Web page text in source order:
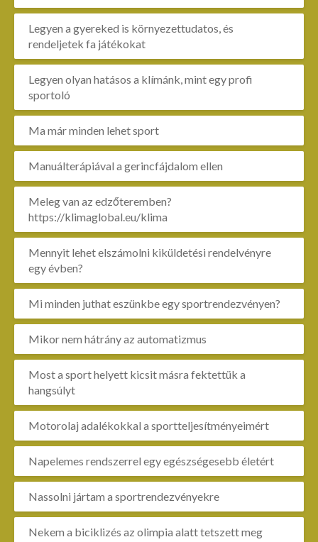
Legyen a gyereked is környezettudatos, és
rendeljetek fa játékokat
Legyen olyan hatásos a klímánk, mint egy profi
sportoló
Ma már minden lehet sport
Manuálterápiával a gerincfájdalom ellen
Meleg van az edzőteremben?
https://klimaglobal.eu/klima
Mennyit lehet elszámolni kiküldetési rendelvényre
egy évben?
Mi minden juthat eszünkbe egy sportrendezvényen?
Mikor nem hátrány az automatizmus
Most a sport helyett kicsit másra fektettük a
hangsúlyt
Motorolaj adalékokkal a sportteljesítményeimért
Napelemes rendszerrel egy egészségesebb életért
Nassolni jártam a sportrendezvényekre
Nekem a biciklizés az olimpia alatt tetszett meg